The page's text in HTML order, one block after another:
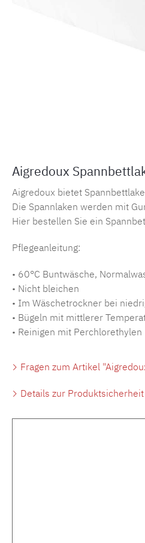
Aigredoux
Aigredoux bietet
Die Spannlaken werden mit
Hier bestellen Sie ein
Pflegeanleitung:
• 60°C Buntwäsche,
• Nicht bleichen
• Im Wäschetrockner bei
• Bügeln mit mittlerer
• Reinigen mit Perchlorethylen
Fragen zum Artikel
Details zur Produktsicherheit